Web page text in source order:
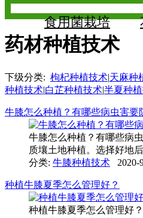
食用菌栽培
药材种植技术
下级分类: 枸杞种植技术|天麻种
种植技术|白芷种植技术|半夏种
牛膝怎么种植？有哪些病虫害要
牛膝怎么种植？有哪些病
质壤土地种植。选择好地
分类: 牛膝种植技术 2020-
种植牛膝夏季怎么管理好？
种植牛膝夏季怎么管理好